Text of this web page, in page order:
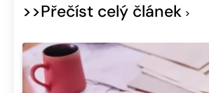
>>Přečíst celý článek